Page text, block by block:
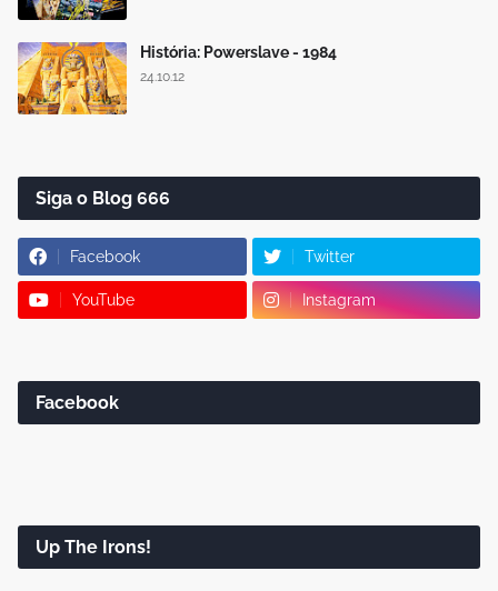
História: Powerslave - 1984
24.10.12
Siga o Blog 666
Facebook Twitter
YouTube Instagram
Facebook
Up The Irons!